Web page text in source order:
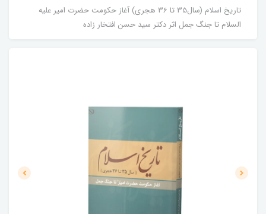
تاریخ اسلام (سال35 تا 36 هجری) آغاز حکومت حضرت امیر علیه
السلام تا جنگ جمل اثر دکتر سید حسن افتخار زاده